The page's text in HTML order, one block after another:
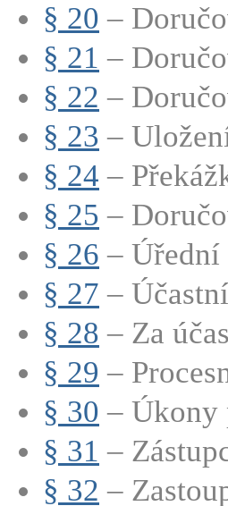
§ 20 –
§ 21 –
§ 22 –
§ 23 –
§ 24 –
§ 25 –
§ 26 – Úřední
§ 27 –
§ 28 – Za
§ 29 –
§ 30 – Úkony
§ 31 –
§ 32 –